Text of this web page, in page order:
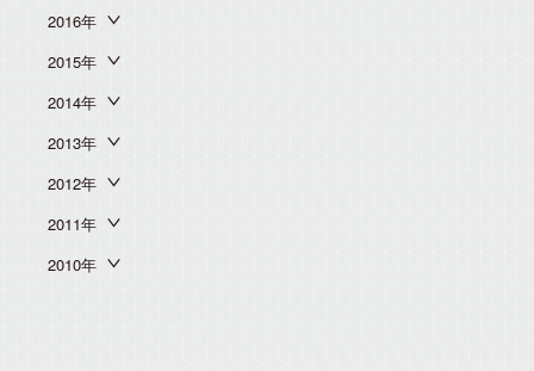
2016年
2015年
2014年
2013年
2012年
2011年
2010年